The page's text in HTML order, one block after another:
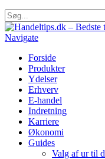
Navigate
Forside
Produkter
Ydelser
Erhverv
E-handel
Indretning
Karriere
Økonomi
Guides
Valg af ur til